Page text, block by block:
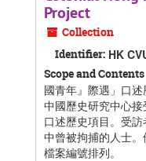
Project
Collection
Identifier: HK
Scope and Contents
國青年』際遇」口述
中國歷史研究中心
口述歷史項目。受訪
中曾被拘捕的人士
檔案編號排列。